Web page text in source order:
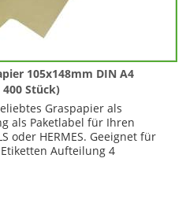
105x148mm DIN A4
Stück)
Graspapier als
als Paketlabel für Ihren
oder HERMES. Geeignet für
Aufteilung 4
Problemlose Verarbeitung